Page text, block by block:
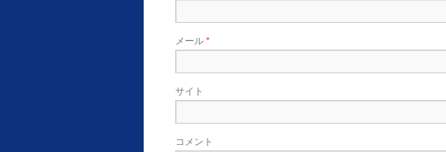
メール*
サイト
コメント